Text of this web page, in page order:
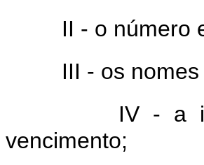
II - o número
III - os
IV - a
vencimento;